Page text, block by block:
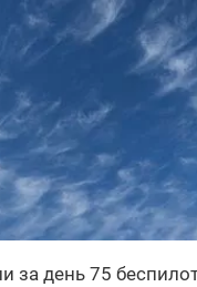
за день 75